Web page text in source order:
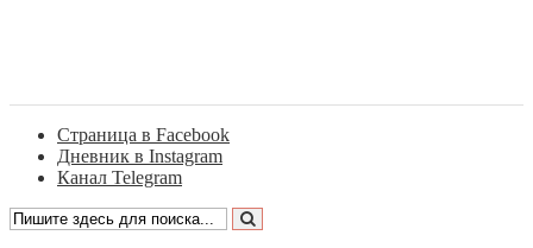
Страница в Facebook
Дневник в Instagram
Канал Telegram